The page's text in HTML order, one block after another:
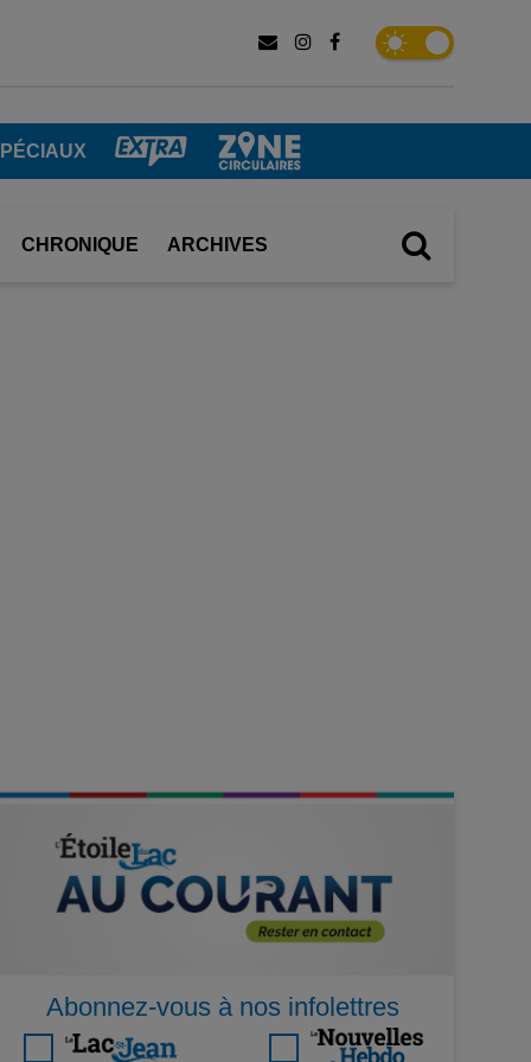
CHRONIQUE ARCHIVES
Abonnez-vous à nos infolettres